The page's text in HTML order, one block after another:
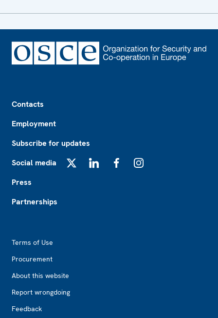
Contacts
Employment
Subscribe for updates
Social media
Press
Partnerships
Terms of Use
Procurement
About this website
Report wrongdoing
Feedback